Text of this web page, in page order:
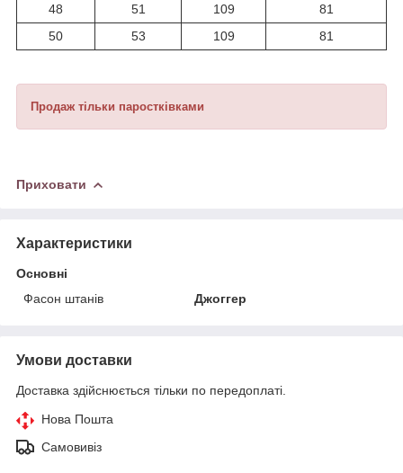
48
51 109
81
50
53 109 81
Продаж тільки паростківками
Приховати
Характеристики
Основні
Фасон штанів
Джоггер
Умови доставки
Доставка здійснюється тільки по передоплаті.
Нова Пошта
Самовивіз